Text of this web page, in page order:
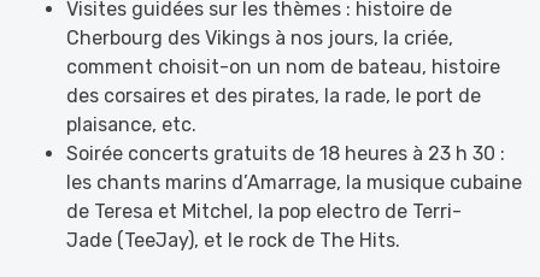
Visites guidées sur les thèmes : histoire de
Cherbourg des Vikings à nos jours, la criée,
comment choisit-on un nom de bateau, histoire
des corsaires et des pirates, la rade, le port de
plaisance, etc.
Soirée concerts gratuits de 18 heures à 23 h 30 :
les chants marins d’Amarrage, la musique cubaine
de Teresa et Mitchel, la pop electro de Terri-
Jade (TeeJay), et le rock de The Hits.